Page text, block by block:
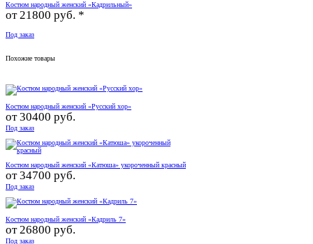
Костюм народный женский «Кадрильный»
от21800 руб. *
Под заказ
Похожие товары
Костюм народный женский «Русский хор»
от30400 руб.
Под заказ
Костюм народный женский «Катюша» укороченный красный
от34700 руб.
Под заказ
Костюм народный женский «Кадриль 7»
от26800 руб.
Под заказ